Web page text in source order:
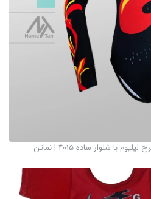
با شلوار ساده 4015 | نماتن